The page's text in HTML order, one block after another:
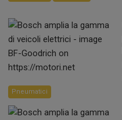
Pneumatici